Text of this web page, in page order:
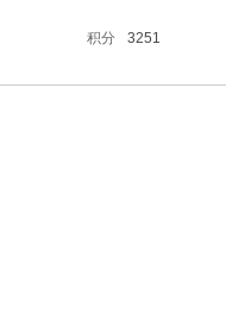
积分 3251